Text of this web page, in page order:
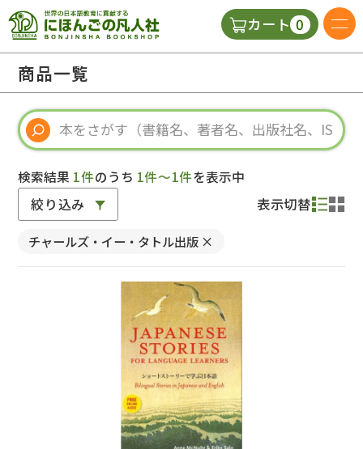
カート 0
視聴覚・補助教材
教師用参考書
商品一覧
検索結果 1件のうち 1件～1件を表示中
絞り込み 表示切替
チャールズ・イー・タトル出版 ×